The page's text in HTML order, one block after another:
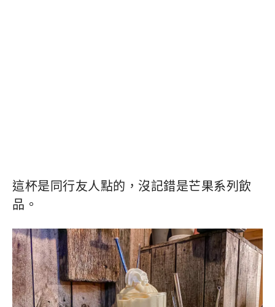
這杯是同行友人點的，沒記錯是芒果系列飲
品。